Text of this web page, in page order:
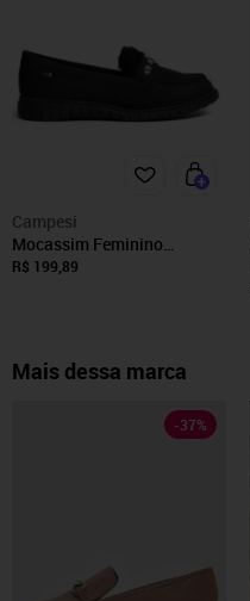
Campesi
Mocassim Feminino
Campesí Napa Solado
R$ 199,89
Mais dessa marca
-37%